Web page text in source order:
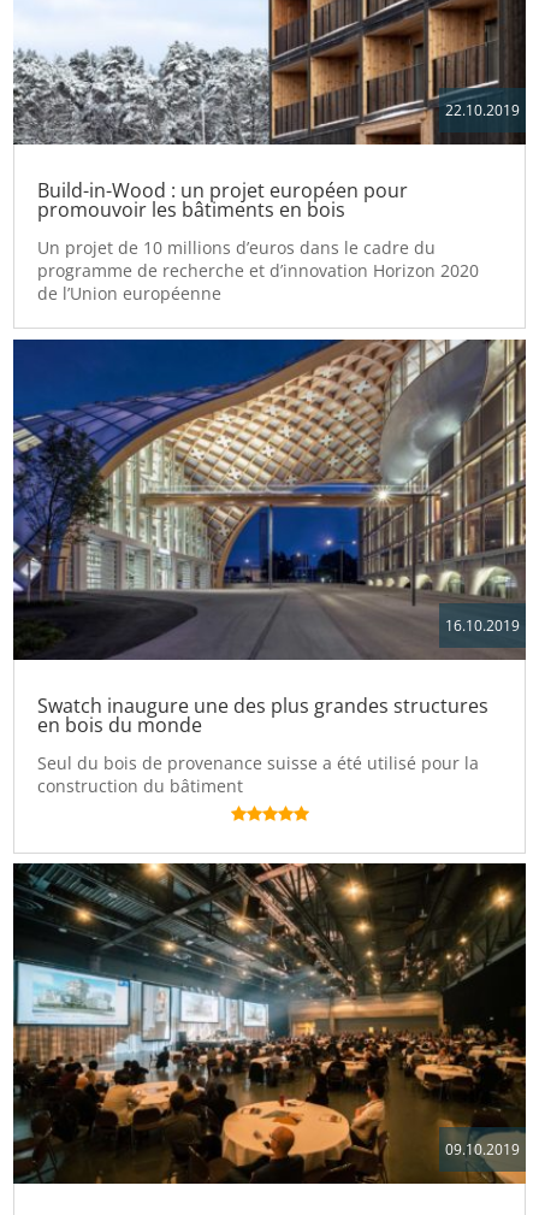
22.10.2019
Build-in-Wood : un projet européen pour
promouvoir les bâtiments en bois
Un projet de 10 millions d’euros dans le cadre du
programme de recherche et d’innovation Horizon 2020
de l’Union européenne
16.10.2019
Swatch inaugure une des plus grandes structures
en bois du monde
Seul du bois de provenance suisse a été utilisé pour la
construction du bâtiment
09.10.2019